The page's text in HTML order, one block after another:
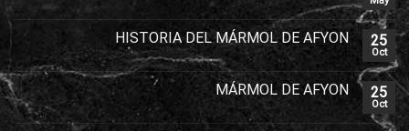
25
Oct
HISTORIA DEL MÁRMOL DE AFYON
25
Oct
MÁRMOL DE AFYON